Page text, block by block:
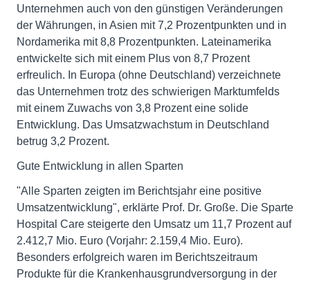
Unternehmen auch von den günstigen Veränderungen
der Währungen, in Asien mit 7,2 Prozentpunkten und in
Nordamerika mit 8,8 Prozentpunkten. Lateinamerika
entwickelte sich mit einem Plus von 8,7 Prozent
erfreulich. In Europa (ohne Deutschland) verzeichnete
das Unternehmen trotz des schwierigen Marktumfelds
mit einem Zuwachs von 3,8 Prozent eine solide
Entwicklung. Das Umsatzwachstum in Deutschland
betrug 3,2 Prozent.
Gute Entwicklung in allen Sparten
"Alle Sparten zeigten im Berichtsjahr eine positive
Umsatzentwicklung", erklärte Prof. Dr. Große. Die Sparte
Hospital Care steigerte den Umsatz um 11,7 Prozent auf
2.412,7 Mio. Euro (Vorjahr: 2.159,4 Mio. Euro).
Besonders erfolgreich waren im Berichtszeitraum
Produkte für die Krankenhausgrundversorgung in der